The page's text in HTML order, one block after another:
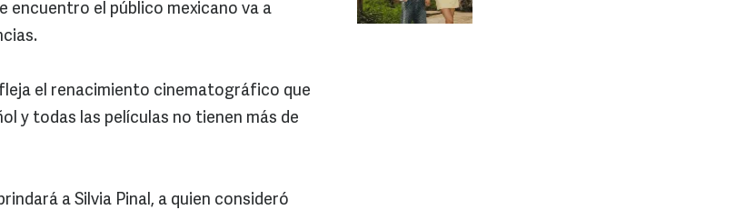
encuentro el público mexicano va a
el renacimiento cinematográfico que
y todas las películas no tienen más de
a Silvia Pinal, a quien consideró